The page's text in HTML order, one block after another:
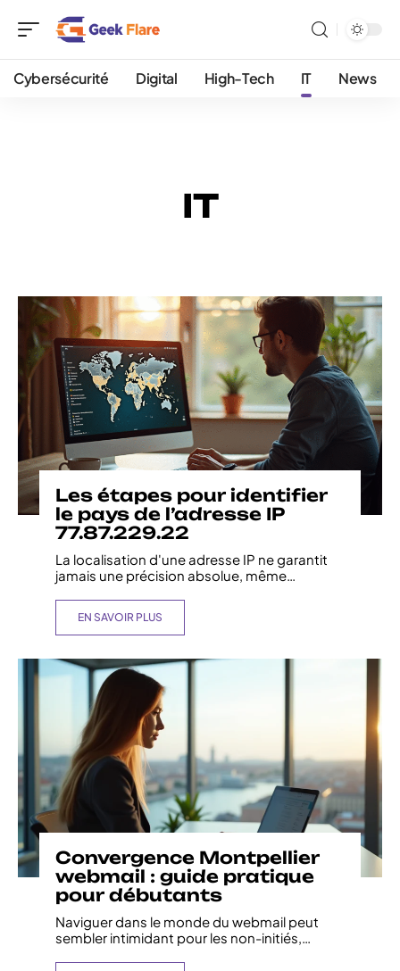
Cybersécurité Digital High-Tech IT News
IT
Les étapes pour identifier
le pays de l’adresse IP
77.87.229.22
La localisation d'une adresse IP ne garantit
jamais une précision absolue, même
EN SAVOIR PLUS
Convergence Montpellier
webmail : guide pratique
pour débutants
Naviguer dans le monde du webmail peut
sembler intimidant pour les non-initiés,